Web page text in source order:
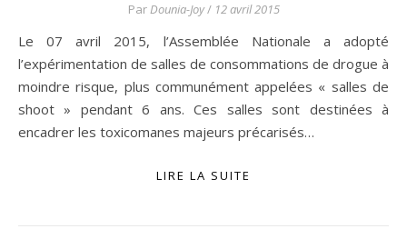
ParDounia-Joy/ 12 avril 2015
Le 07 avril 2015, l’Assemblée Nationale a adopté
l’expérimentation de salles de consommations de drogue à
moindre risque, plus communément appelées « salles de
shoot » pendant 6 ans. Ces salles sont destinées à
encadrer les toxicomanes majeurs précarisés…
LIRE LA SUITE